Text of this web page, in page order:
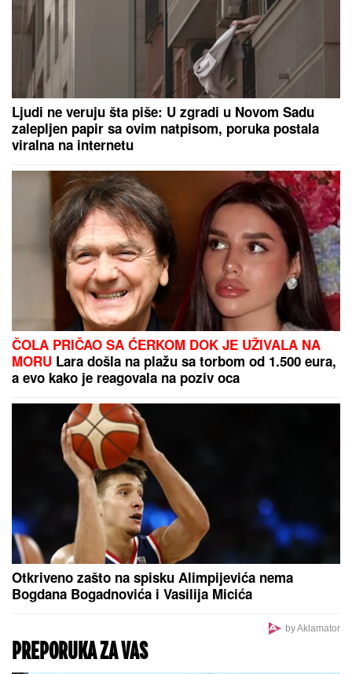
Ljudi ne veruju šta piše: U zgradi u Novom Sadu
zalepljen papir sa ovim natpisom, poruka postala
viralna na internetu
ČOLA PRIČAO SA ĆERKOM DOK JE UŽIVALA NA
MORU Lara došla na plažu sa torbom od 1.500 eura,
a evo kako je reagovala na poziv oca
Otkriveno zašto na spisku Alimpijevića nema
Bogdana Bogadnovića i Vasilija Micića
by Aklamator
PREPORUKA ZA VAS